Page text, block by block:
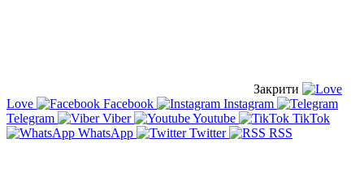
Закрити
Love
Facebook
Instagram
Telegram
Viber Youtube
TikTok
WhatsApp
Twitter RSS